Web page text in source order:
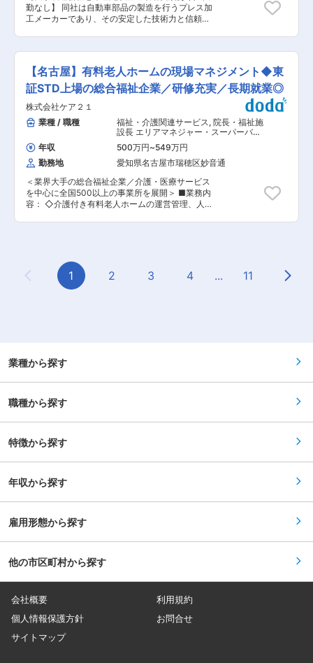
において、水素・アンモニアなどへの燃料転換技
術の構築や、排ガスに含まれるCO2のCCU／
クトを推進しており、常に最新の技術動向に触れ
ることができます。またカーボンニュートラルに
事です。 変更の範囲：全ての業務への配置転換あ
り
残業DAYを設定し、残業削減・労働環境の改善に
取り組んでおりプライベートの時間も確保しつつ
ご就業頂けます。その結果、月平均残業時間は10
おります。 ■同社の強み 同社はヤマダホールデ
ィングスのグループシナジーを生かしたスマート
ハウス（太陽光発電システム、蓄電池搭載のエネ
ルギーマネジメントを行うエコ住宅）や、災害に
強い家NEXIS（電気・飲料水を自給自足する新発
想住宅）を展開しています。また、HDの資金力
を生かし、借入無しで仕入れ〜販売まで運用でき
る安定経営が実現しております。 ■同社の歴史
住宅業界は地域密着型の地場工務店が圧倒的に多
く、大手企業の占有率が低く、大手ハウスメーカ
ー10社のシェアでも全体の30%を満たしていませ
ん。しかし、近年は新築の着工棟数減少や後継者
問題において事業継続が難しく廃業される工務店
たヤマダ・エスバイエルホームとヤマダ・ウッド
年間約4000棟を販売する住宅会社となりまし
た。 変更の範囲：無
勤なし】 同社は自動車部品の製造を行うプレス加
工メーカーであり、その安定した技術力と信頼か
既存顧客への営業業務をご担当いただきます。 ■
業務内容： ・取引先（おもにアイシン）との仕様
打合せ／技術スタッフと連携した見積書作成／納
期や仕様に関する社内外との調整 ・外注工程の手
配、協力会社との折衝／生産状況の進捗確認、ト
ラブル時の対応／納品後のフォロー ■本ポジショ
ンについて： ・当社の営業は「調整役」として、
取引先・社内・協力会社を繋ぎながら製品がスム
ーズに形になるまでの工程全体に関わります。担
当する顧客は既存顧客が中心で、メイン顧客はア
イシングループとなります。 ・特に受注後に取引
先から届いた図面をもとに社内の技術担当ととも
に、コスト・納期を調整して最適なスケジュール
を組み立てていきます。新車開発に関わる部品も
多く、形状や加工方法を設計者と一緒に考える場
面もあります。 ■入社後・組織体制について：
に渡りますが、入社時には専門知識は不要です。
製品や業界の知識はOJTや同行を通してじっくり
学んでいただきます。まずはお客様から自分の名
（ECU、センサ、アクチュエータ等関連部品）自
関連部品）等です。 ・自動車のドアロックやシー
ト関連部品、センサやECUなどの電子部品を取り
付けるための部品を多品種小ロットで高精度な機
会社の定める業務
【名古屋】有料老人ホームの現場マネジメント◆東
証STD上場の総合福祉企業／研修充実／長期就業◎
株式会社ケア２１
業種 / 職種
福祉・介護関連サービス, 院長・福祉施
設長 エリアマネジャー・スーパーバイ
ザー
年収 500万円~549万円
勤務地
愛知県名古屋市瑞穂区妙音通
＜業界大手の総合福祉企業／介護・医療サービス
を中心に全国500以上の事業所を展開＞ ■業務内
容： ◇介護付き有料老人ホームの運営管理、人財
有料老人ホームは、ご入居者様の自由と尊厳を最
大限に尊重する「カスタムメイドケア」が特徴で
ャリアランク」が上がります。ランクが上がれば
冬の賞与に最大25万円が加算。経験年数に関わら
ずにご自身の実力で給与アップを目指せる公平な
で、安心して長く働いていただけます。 ■組織・
できるフラットな風土です。 ■当社について：
介護や医療サービスを中心とした様々な事業を行
っています。全国に事業所を展開し、8,000名を
範囲：会社の定める業務
Previous Page
1 2 3 4 ... 11
業種から探す
職種から探す
特徴から探す
年収から探す
雇用形態から探す
他の市区町村から探す
会社概要
利用規約
個人情報保護方針
お問合せ
サイトマップ